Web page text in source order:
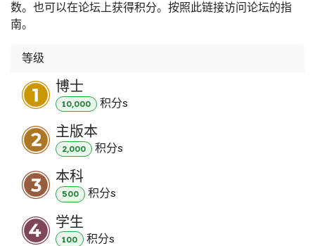
数。也可以在论坛上获得积分。按照此链接访问论坛的指
南。
等级
博士
10,000 积分s
主版本
2,000 积分s
本科
500 积分s
学生
100 积分s